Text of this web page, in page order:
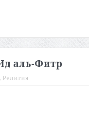
аль-Фитр
, Религия